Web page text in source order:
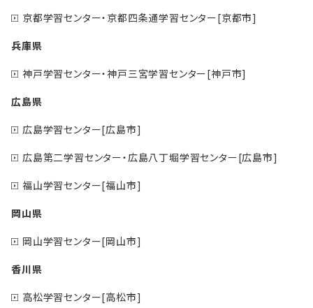
京都学習センター・京都四条通学習センター[京都市]
兵庫県
神戸学習センター・神戸三宮学習センター[神戸市]
広島県
広島学習センター[広島市]
広島第二学習センター・広島八丁堀学習センター[広島市]
福山学習センター[福山市]
岡山県
岡山学習センター[岡山市]
香川県
高松学習センター[高松市]